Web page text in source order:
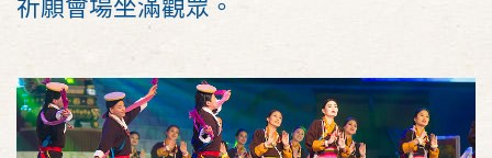
祈願會場坐滿觀眾。